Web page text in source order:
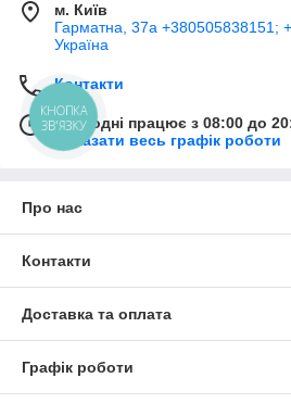
м. Київ
Гарматна, 37а +380505838151;
Україна
Контакти
Сьогодні працює з 08:00 до
Показати весь графік роботи
Про нас
Контакти
Доставка та оплата
Графік роботи
КНОПКА
ЗВ'ЯЗКУ